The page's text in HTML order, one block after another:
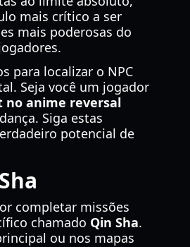
mais crítico a ser
mais poderosas do
para localizar o NPC
Seja você um jogador
anime reversal
Siga estas
potencial de
completar missões
chamado Qin Sha.
ou nos mapas